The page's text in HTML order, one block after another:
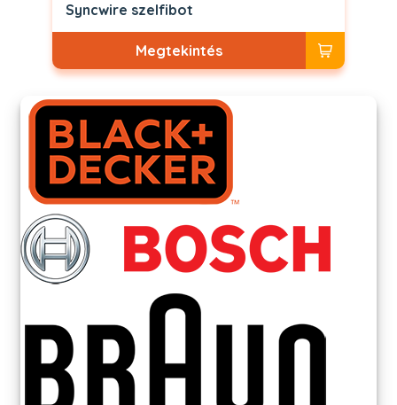
Syncwire szelfibot
Megtekintés